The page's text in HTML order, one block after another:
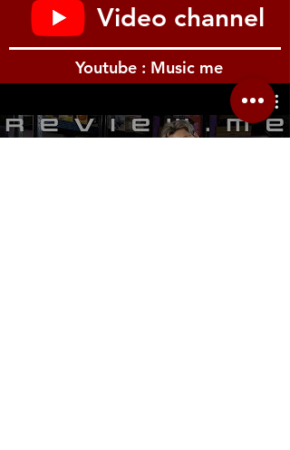
Video channel
Youtube : Music me